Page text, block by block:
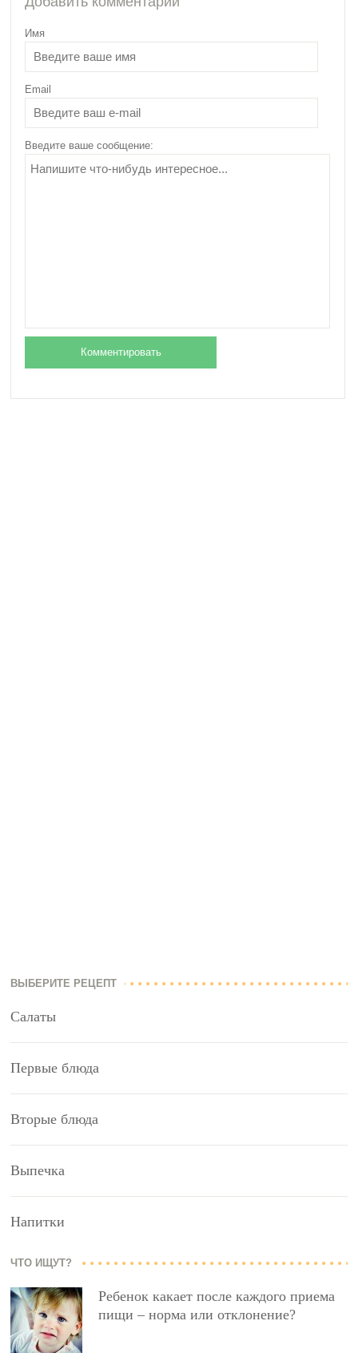
Эффективные бады
для похудения –
подробный обзор!
Имя
Email
Введите ваше сообщение:
ВЫБЕРИТЕ РЕЦЕПТ
Салаты
Первые блюда
Вторые блюда
Выпечка
Напитки
ЧТО ИЩУТ?
Ребенок какает после каждого приема
пищи – норма или отклонение?